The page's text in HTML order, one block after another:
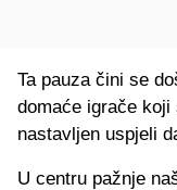
Ta pauza čini se
domaće igrače
nastavljen uspjeli
U centru pažnje